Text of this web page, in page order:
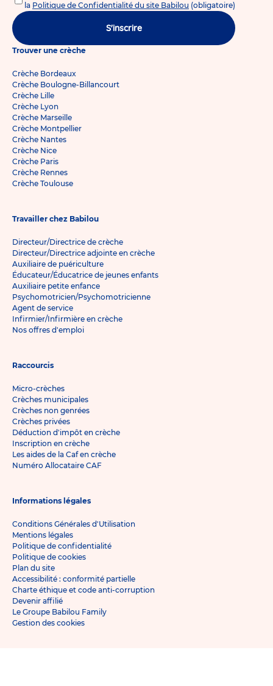
la Politique de Confidentialité du site Babilou (obligatoire)
S'inscrire
Trouver une crèche
Crèche Bordeaux
Crèche Boulogne-Billancourt
Crèche Lille
Crèche Lyon
Crèche Marseille
Crèche Montpellier
Crèche Nantes
Crèche Nice
Crèche Paris
Crèche Rennes
Crèche Toulouse
Travailler chez Babilou
Directeur/Directrice de crèche
Directeur/Directrice adjointe en crèche
Auxiliaire de puériculture
Éducateur/Éducatrice de jeunes enfants
Auxiliaire petite enfance
Psychomotricien/Psychomotricienne
Agent de service
Infirmier/Infirmière en crèche
Nos offres d'emploi
Raccourcis
Micro-crèches
Crèches municipales
Crèches non genrées
Crèches privées
Déduction d'impôt en crèche
Inscription en crèche
Les aides de la Caf en crèche
Numéro Allocataire CAF
Informations légales
Conditions Générales d'Utilisation
Mentions légales
Politique de confidentialité
Politique de cookies
Plan du site
Accessibilité : conformité partielle
Charte éthique et code anti-corruption
Devenir affilié
Le Groupe Babilou Family
Gestion des cookies